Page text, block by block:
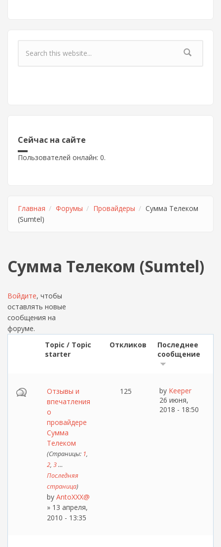
Форма поиска
Сейчас на сайте
Пользователей онлайн: 0.
Главная Форумы Провайдеры
Сумма Телеком
(Sumtel)
Сумма Телеком (Sumtel)
Войдите, чтобы
оставлять новые
сообщения на
форуме.
Topic / Topic
starter
Откликов
Последнее
сообщение
Отзывы и
впечатления
о
провайдере
Cумма
Телеком
(Страницы: 1,
2, 3…
Последняя
страница)
by AntoXXX@
» 13 апреля,
2010 - 13:35
125 by Keeper
26 июня,
2018 - 18:50